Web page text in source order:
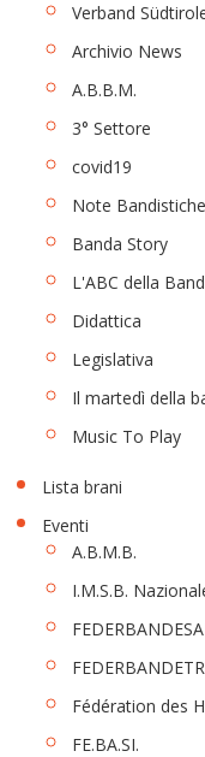
Verband
Archivio News
A.B.B.M.
3° Settore
covid19
Note Bandistiche
Banda Story
L'ABC della
Didattica
Legislativa
Il martedì della
Music To Play
Lista brani
Eventi
A.B.M.B.
I.M.S.B.
Fédération des
FE.BA.SI.